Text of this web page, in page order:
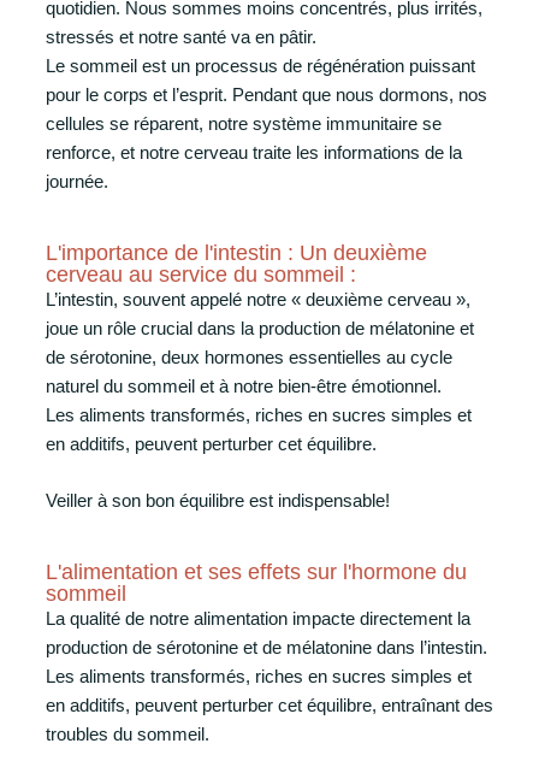
quotidien. Nous sommes moins concentrés, plus irrités,
stressés et notre santé va en pâtir.
Le sommeil est un processus de régénération puissant
pour le corps et l’esprit. Pendant que nous dormons, nos
cellules se réparent, notre système immunitaire se
renforce, et notre cerveau traite les informations de la
journée.
L'importance de l'intestin : Un deuxième
cerveau au service du sommeil :
L’intestin, souvent appelé notre « deuxième cerveau »,
joue un rôle crucial dans la production de mélatonine et
de sérotonine, deux hormones essentielles au cycle
naturel du sommeil et à notre bien-être émotionnel.
Les aliments transformés, riches en sucres simples et
en additifs, peuvent perturber cet équilibre.
Veiller à son bon équilibre est indispensable!
L'alimentation et ses effets sur l'hormone du
sommeil
La qualité de notre alimentation impacte directement la
production de sérotonine et de mélatonine dans l’intestin.
Les aliments transformés, riches en sucres simples et
en additifs, peuvent perturber cet équilibre, entraînant des
troubles du sommeil.